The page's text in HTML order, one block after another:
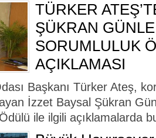
TÜRKER
ŞÜKRAN
SORUMLULUK
AÇIKLAMASI
Başkanı Türker Ateş,
İzzet Baysal Şükran
ile ilgili açıklamalarda